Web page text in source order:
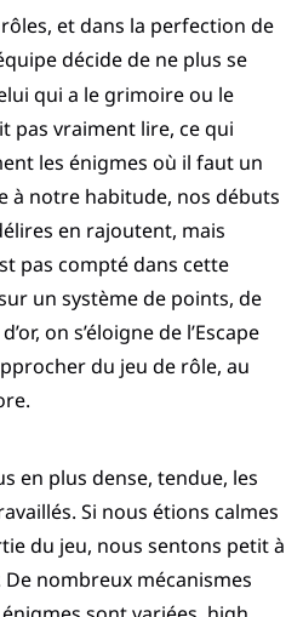
et dans la perfection de
décide de ne plus se
qui a le grimoire ou le
pas vraiment lire, ce qui
les énigmes où il faut un
à notre habitude, nos débuts
en rajoutent, mais
pas compté dans cette
un système de points, de
on s’éloigne de l’Escape
du jeu de rôle, au
en plus dense, tendue, les
Si nous étions calmes
du jeu, nous sentons petit à
nombreux mécanismes